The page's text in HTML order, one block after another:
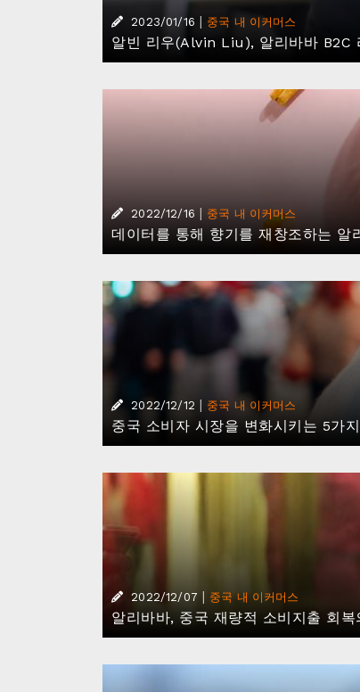
2023/01/16 | 중국 내 이커머스
알빈 리우(Alvin Liu), 알리바바 B2C
2022/12/16 | 중국 내 이커머스
데이터를 통해 향기를 재창조하는 알
2022/12/12 | 중국 내 이커머스
중국 소비자 시장을 변화시키는 5가
2022/12/07 | 중국 내 이커머스
알리바바, 중국 재량적 소비지출 회복